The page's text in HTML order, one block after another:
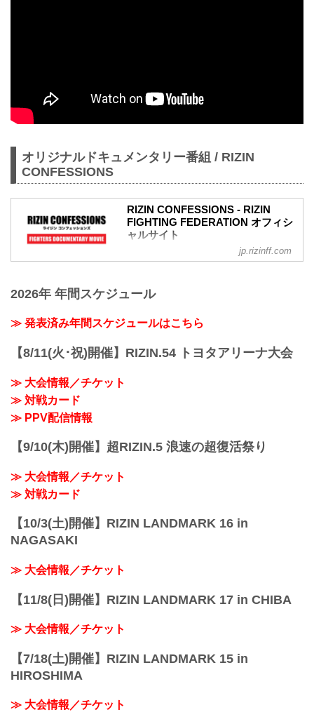
オリジナルドキュメンタリー番組 / RIZIN
CONFESSIONS
RIZIN CONFESSIONS - RIZIN
FIGHTING FEDERATION オフィシ
ャルサイト
RIZIN CONFESSIONS の記事一覧 - 格闘
イジン ファイティング フェデレーショ
いきます。
jp.rizinff.com
2026年 年間スケジュール
≫ 発表済み年間スケジュールはこちら
【8/11(火･祝)開催】RIZIN.54 トヨタアリーナ大会
≫ 大会情報／チケット
≫ 対戦カード
≫ PPV配信情報
【9/10(木)開催】超RIZIN.5 浪速の超復活祭り
≫ 大会情報／チケット
≫ 対戦カード
【10/3(土)開催】RIZIN LANDMARK 16 in
NAGASAKI
≫ 大会情報／チケット
【11/8(日)開催】RIZIN LANDMARK 17 in CHIBA
≫ 大会情報／チケット
【7/18(土)開催】RIZIN LANDMARK 15 in
HIROSHIMA
≫ 大会情報／チケット